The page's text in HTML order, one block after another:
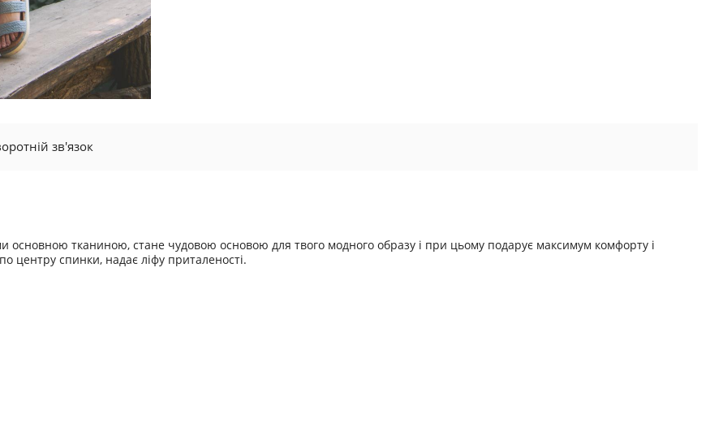
зв'язок
основною тканиною, стане чудовою основою для твого модного образу і при цьому подарує максимум комфорту і
центру спинки, надає ліфу приталеності.